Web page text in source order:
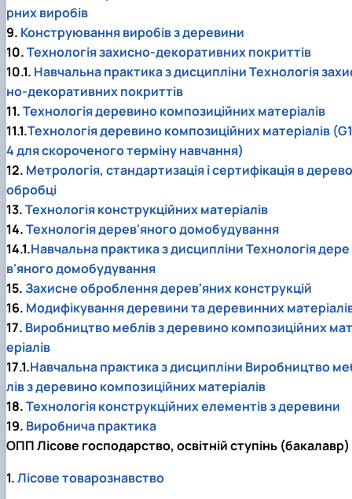
рних виробів
9. Конструювання виробів з деревини
10.Технологія захисно-декоративних покриттів
10.1. Навчальна практика з дисципліни Технологія
но-декоративних покриттів
11.Технологія деревино композиційних матеріалів
11.1.Технологія деревино композиційних матеріалів (G1
4 для скороченого терміну навчання)
12. Метрологія, стандартизація і сертифікація в дерево
обробці
13.Технологія конструкційних матеріалів
14.Технологія дерев'яного домобудування
14.1.Навчальна практика з дисципліни Технологія дере
в'яного домобудування
15.Захисне оброблення дерев'яних конструкцій
16. Модифікування деревини та деревинних
17. Виробництво меблів з деревино композиційних мат
еріалів
17.1.Навчальна практика з дисципліни Виробництво
лів з деревино композиційних матеріалів
18.Технологія конструкційних елементів з деревини
19. Виробнича практика
ОПП Лісове господарство, освітній ступінь (бакалавр)
1.Лісове товарознавство